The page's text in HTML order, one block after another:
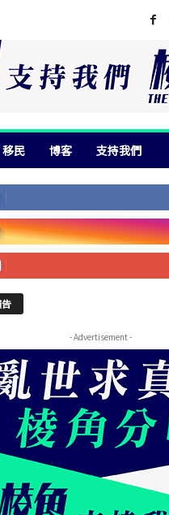
移民 博客 支持我們
- Advertisement -